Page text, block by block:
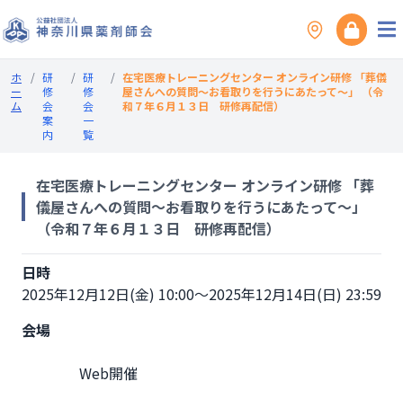
ホ
ー
ム
/ 研
修
会
案
内
/ 研
修
会
一
覧
/ 在宅医療トレーニングセンター オンライン研修 「葬儀
屋さんへの質問～お看取りを行うにあたって～」 （令
和７年６月１３日 研修再配信）
在宅医療トレーニングセンター オンライン研修 「葬
儀屋さんへの質問～お看取りを行うにあたって～」
（令和７年６月１３日 研修再配信）
日時
2025年12月12日(金) 10:00～2025年12月14日(日) 23:59
会場